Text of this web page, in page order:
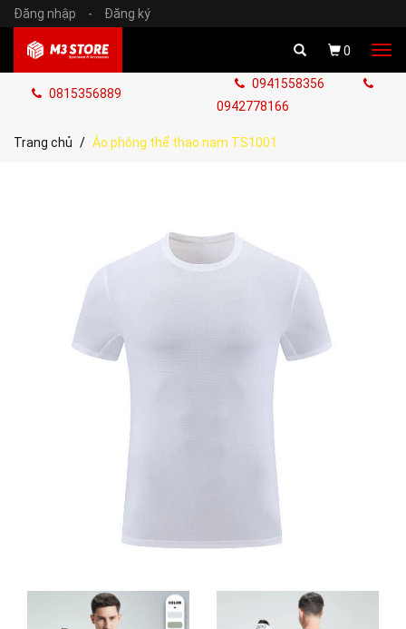
Đăng nhập - Đăng ký
0
0815356889
0941558356
0942778166
Trang chủ Áo phông thể thao nam TS1001